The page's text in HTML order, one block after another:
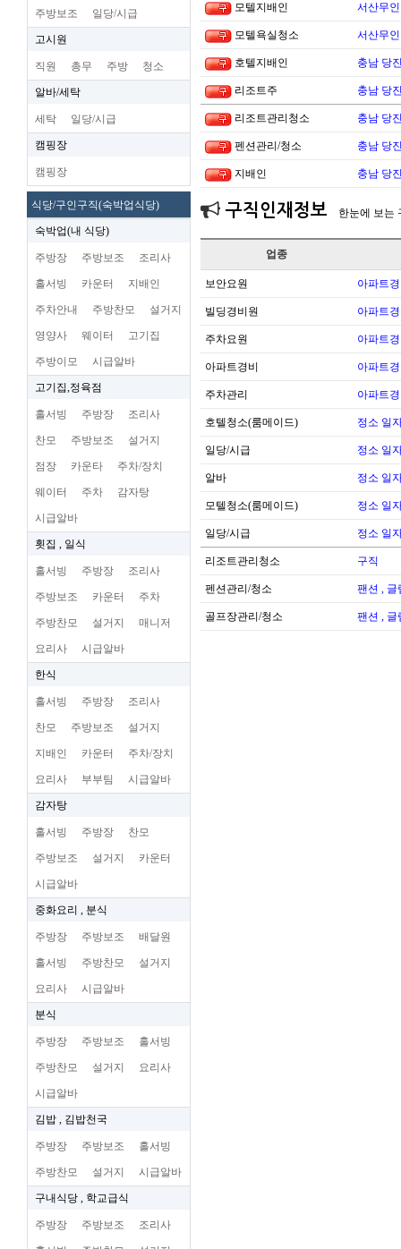
주방보조 일당/시급
고시원
직원 총무 주방 청소
알바/세탁
세탁 일당/시급
캠핑장
캠핑장
식당/구인구직(숙박업식당)
숙박업(내 식당)
주방장 주방보조 조리사
홀서빙 카운터 지배인
주차안내 주방찬모 설거지
영양사 웨이터 고기집
주방이모 시급알바
고기집,정육점
홀서빙 주방장 조리사
찬모 주방보조 설거지
점장 카운타 주차/장치
웨이터 주차 감자탕
시급알바
횟집 , 일식
홀서빙 주방장 조리사
주방보조 카운터 주차
주방찬모 설거지 매니저
요리사 시급알바
한식
홀서빙 주방장 조리사
찬모 주방보조 설거지
지배인 카운터 주차/장치
요리사 부부팀 시급알바
감자탕
홀서빙 주방장 찬모
주방보조 설거지 카운터
시급알바
중화요리 , 분식
주방장 주방보조 배달원
홀서빙 주방찬모 설거지
요리사 시급알바
분식
주방장 주방보조 홀서빙
주방찬모 설거지 요리사
시급알바
김밥 , 김밥천국
주방장 주방보조 홀서빙
주방찬모 설거지 시급알바
구내식당 , 학교급식
주방장 주방보조 조리사
모텔지배인 서산무
모텔욕실청소 서산무
호텔지배인 충남 당
리조트주 충남 당
리조트관리청소 충남 당
펜션관리/청소 충남 당
지배인 충남 당
구직인재정보 한눈에 보는
업종
보안요원 아파트
빌딩경비원 아파트
주차요원 아파트
아파트경비 아파트
주차관리 아파트
호텔청소(룸메이드) 정소 일
일당/시급 정소 일
알바 정소 일
모텔청소(룸메이드) 정소 일
일당/시급 정소 일
리조트관리청소 구직
펜션관리/청소 팬션 , 글
골프장관리/청소 팬션 , 글